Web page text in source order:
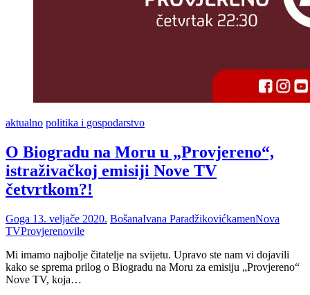
aktualno politika i gospodarstvo
O Biogradu na Moru u „Provjereno“,
istraživačkoj emisiji Nove TV
četvrtkom?!
Goga 13. veljače 2020. BošanaIvana ParadžikovićkamenNova
TVProvjerenovile
Mi imamo najbolje čitatelje na svijetu. Upravo ste nam vi dojavili
kako se sprema prilog o Biogradu na Moru za emisiju „Provjereno“
Nove TV, koja…